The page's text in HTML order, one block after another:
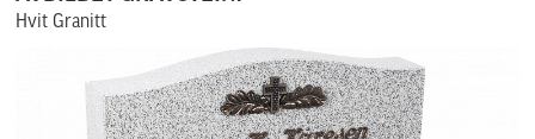
Hvit Granitt